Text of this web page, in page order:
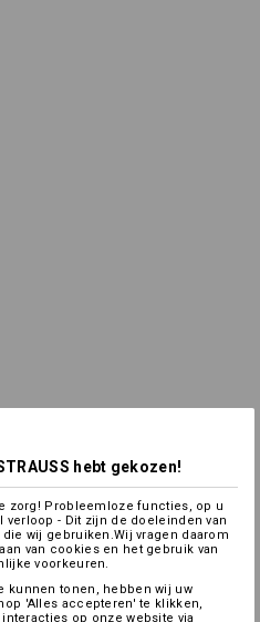
hebt gekozen!
zorg! Probleemloze functies, op u
- Dit zijn de doeleinden van
wij gebruiken.Wij vragen daarom
van cookies en het gebruik van
voorkeuren.
kunnen tonen, hebben wij uw
'Alles accepteren' te klikken,
op onze website via